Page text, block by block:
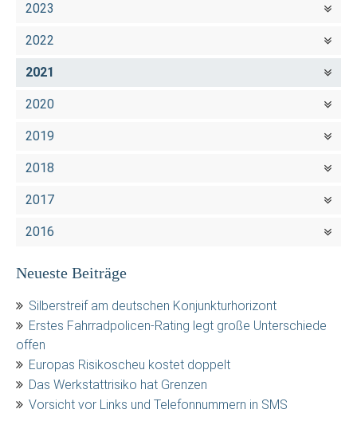
2023
2022
2021
2020
2019
2018
2017
2016
Neueste Beiträge
Silberstreif am deutschen Konjunkturhorizont
Erstes Fahrradpolicen-Rating legt große Unterschiede
offen
Europas Risikoscheu kostet doppelt
Das Werkstattrisiko hat Grenzen
Vorsicht vor Links und Telefonnummern in SMS